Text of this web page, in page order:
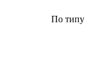
По типу